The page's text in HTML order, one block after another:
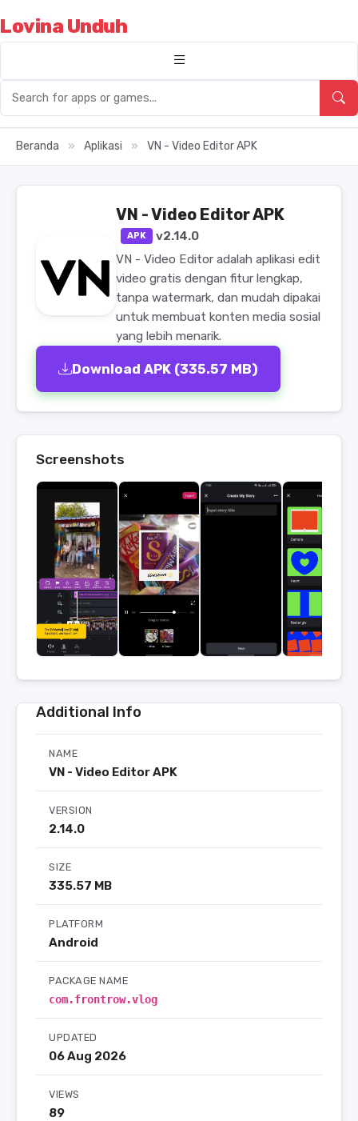
Lovina Unduh
Beranda » Aplikasi » VN - Video Editor APK
VN - Video Editor APK
APK
v2.14.0
VN - Video Editor adalah aplikasi edit
video gratis dengan fitur lengkap,
tanpa watermark, dan mudah dipakai
untuk membuat konten media sosial
yang lebih menarik.
Download APK (335.57 MB)
Screenshots
Additional Info
NAME
VN - Video Editor APK
VERSION
2.14.0
SIZE
335.57 MB
PLATFORM
Android
PACKAGE NAME
com.frontrow.vlog
UPDATED
06 Aug 2026
VIEWS
89